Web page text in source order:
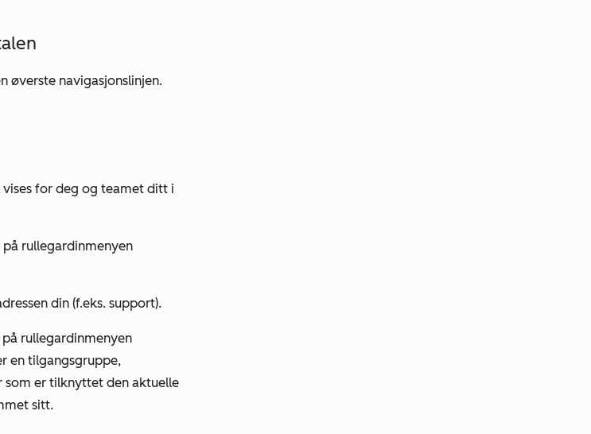
øverste navigasjonslinjen.
vises for deg og teamet ditt i
rullegardinmenyen
din (f.eks. support).
rullegardinmenyen
en tilgangsgruppe,
som er tilknyttet den aktuelle
sitt.